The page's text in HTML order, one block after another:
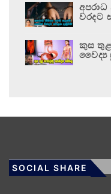
වරදට
කුස
වෛද්‍ය
SOCIAL SHARE